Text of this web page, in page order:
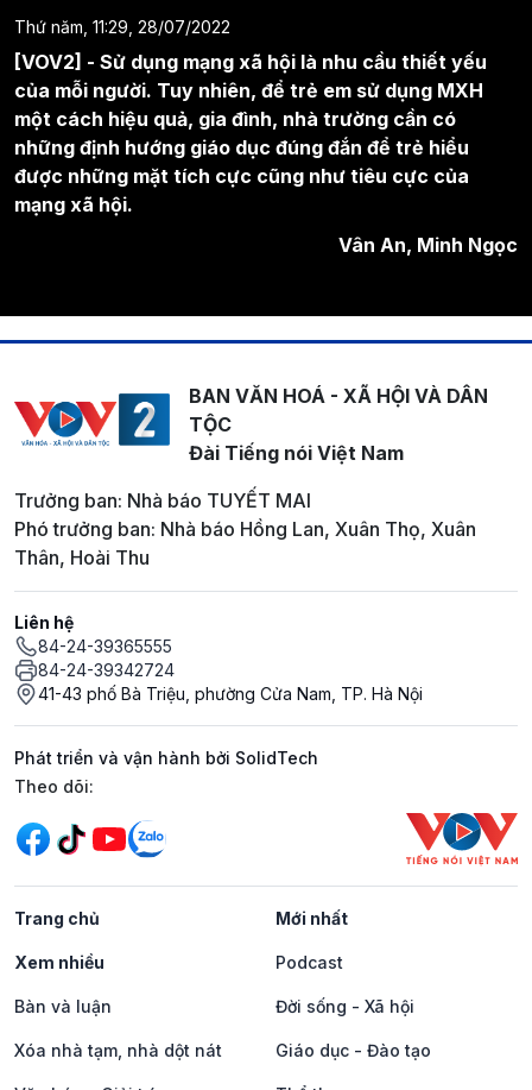
Thứ năm, 11:29, 28/07/2022
[VOV2] - Sử dụng mạng xã hội là nhu cầu thiết yếu
của mỗi người. Tuy nhiên, để trẻ em sử dụng MXH
một cách hiệu quả, gia đình, nhà trường cần có
những định hướng giáo dục đúng đắn để trẻ hiểu
được những mặt tích cực cũng như tiêu cực của
mạng xã hội.
Vân An, Minh Ngọc
BAN VĂN HOÁ - XÃ HỘI VÀ DÂN
TỘC
Đài Tiếng nói Việt Nam
Trưởng ban: Nhà báo TUYẾT MAI
Phó trưởng ban: Nhà báo Hồng Lan, Xuân Thọ, Xuân
Thân, Hoài Thu
Liên hệ
84-24-39365555
84-24-39342724
41-43 phố Bà Triệu, phường Cửa Nam, TP. Hà Nội
Phát triển và vận hành bởi SolidTech
Mạng xã hội
Theo dõi:
Trang chủ Mới nhất
Xem nhiều Podcast
Bàn và luận Đời sống - Xã hội
Xóa nhà tạm, nhà dột nát Giáo dục - Đào tạo